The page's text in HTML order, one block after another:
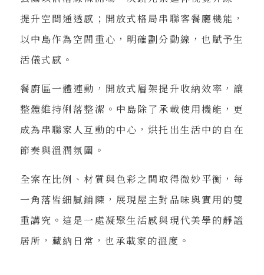
提升空間通透感；開放式格局串聯客餐廳機能，
以中島作為空間重心，明確劃分動線，也賦予生
活儀式感。
餐廚區一體連動，開放式層架提升收納效率，讓
整體維持俐落整潔。中島除了承載使用機能，更
成為串聯家人互動的中心，烘托出生活中的自在
節奏與溫潤氛圍。
全案在比例、材質與色彩之間取得微妙平衡，每
一角落皆細膩鋪陳，展現屋主對品味與實用的雙
重講究。這是一處凝聚生活感與現代美學的靜謐
居所，藏納日常，也承載家的溫度。